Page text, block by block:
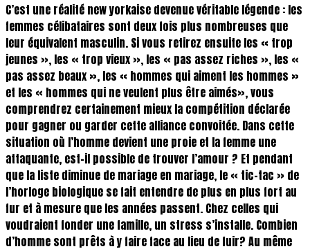
C’est une réalité new yorkaise devenue véritable légende : les
femmes célibataires sont deux fois plus nombreuses que
leur équivalent masculin. Si vous retirez ensuite les « trop
jeunes », les « trop vieux », les « pas assez riches », les «
pas assez beaux », les « hommes qui aiment les hommes »
et les « hommes qui ne veulent plus être aimés», vous
comprendrez certainement mieux la compétition déclarée
pour gagner ou garder cette alliance convoitée. Dans cette
situation où l’homme devient une proie et la femme une
attaquante, est-il possible de trouver l’amour ? Et pendant
que la liste diminue de mariage en mariage, le « tic-tac » de
l’horloge biologique se fait entendre de plus en plus fort au
fur et à mesure que les années passent. Chez celles qui
voudraient fonder une famille, un stress s’installe. Combien
d’homme sont prêts à y faire face au lieu de fuir? Au même